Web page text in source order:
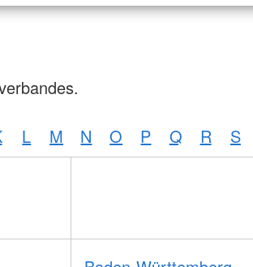
L M N O P Q R S